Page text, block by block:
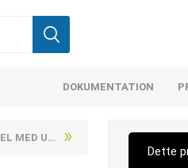
DOKUMENTATION
50354 TYPE N-S 10X160/110 (50 STK)
Dette